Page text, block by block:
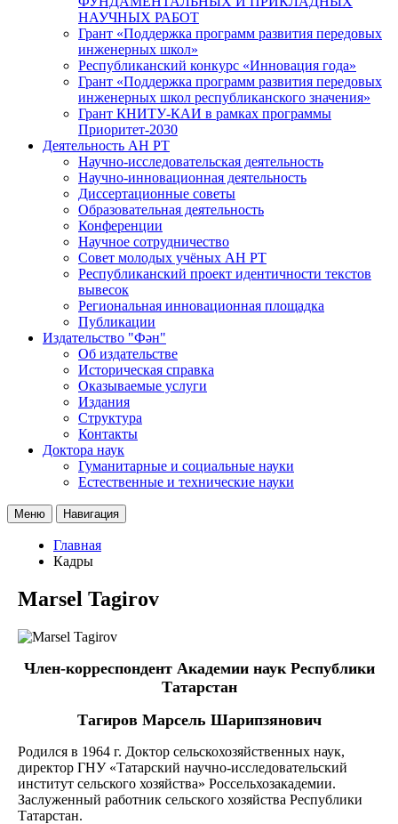
НАУЧНЫХ РАБОТ
Грант «Поддержка программ развития передовых
инженерных школ»
Республиканский конкурс «Инновация года»
Грант «Поддержка программ развития передовых
инженерных школ республиканского значения»
Грант КНИТУ-КАИ в рамках программы
Приоритет-2030
Деятельность АН РТ
Научно-исследовательская деятельность
Научно-инновационная деятельность
Диссертационные советы
Образовательная деятельность
Конференции
Научное сотрудничество
Совет молодых учёных АН РТ
Республиканский проект идентичности текстов
вывесок
Региональная инновационная площадка
Публикации
Издательство "Фән"
Об издательстве
Историческая справка
Оказываемые услуги
Издания
Структура
Контакты
Доктора наук
Гуманитарные и социальные науки
Естественные и технические науки
Меню Навигация
Главная
Кадры
Marsel Tagirov
Член-корреспондент Академии наук Республики
Татарстан
Тагиров Марсель Шарипзянович
Родился в 1964 г. Доктор сельскохозяйственных наук,
директор ГНУ «Татарский научно-исследовательский
институт сельского хозяйства» Россельхозакадемии.
Заслуженный работник сельского хозяйства Республики
Татарстан.